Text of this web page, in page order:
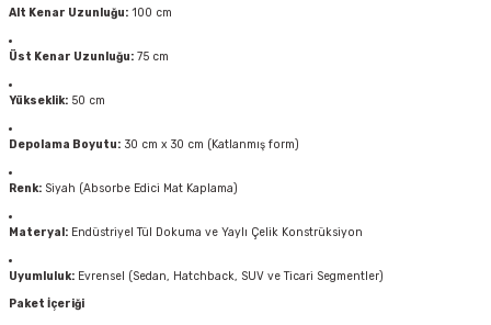
Alt Kenar Uzunluğu: 100 cm
Üst Kenar Uzunluğu: 75 cm
Yükseklik: 50 cm
Depolama Boyutu: 30 cm x 30 cm (Katlanmış form)
Renk: Siyah (Absorbe Edici Mat Kaplama)
Materyal: Endüstriyel Tül Dokuma ve Yaylı Çelik Konstrüksiyon
Uyumluluk: Evrensel (Sedan, Hatchback, SUV ve Ticari Segmentler)
Paket İçeriği